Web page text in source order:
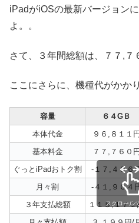
iPadがiOSの最新バージョン
よ。。
さて、３年間総額は、７７,７
ここにさらに、機種代がかか
容量 ６４GＢ
本体代金
９６,８１１
基本料金
７７,７６０
ぐっとiPadおトク割
-１７,４９６
月々割
-４１,９０４
３年支払総額
１１５,１７１
スクロール